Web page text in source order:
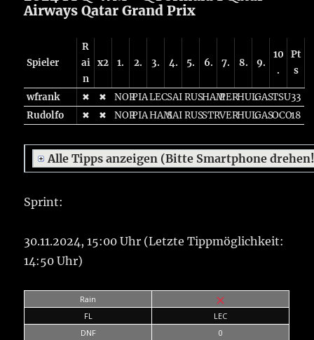
Airways Qatar Grand Prix
Spieler
R
ai
n
x2 1. 2. 3. 4. 5. 6. 7. 8. 9.
10
.
Pt
s
wfrank ✖ ✖ NORPIALECSAI RUSHAMPERHULGASTSU33
Rudolfo
✖ ✖ NORPIAHAMSAI RUSSTRVERHULGASOCO18
Alle Tipps anzeigen (Bitte Smartphone
Sprint:
30.11.2024, 15:00 Uhr (Letzte Tippmöglichkeit:
14:50 Uhr)
Rain
FL
LEC
DNF
0